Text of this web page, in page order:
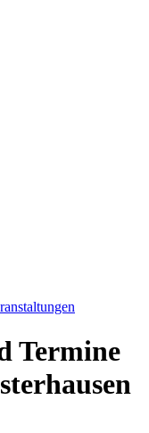
Termine